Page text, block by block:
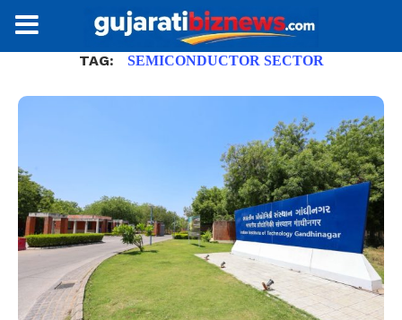
TAG: SEMICONDUCTOR SECTOR